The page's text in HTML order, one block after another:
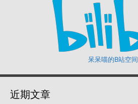
呆呆喵的B站空间
近期文章